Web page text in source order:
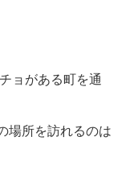
ョがある町を通
場所を訪れるのは